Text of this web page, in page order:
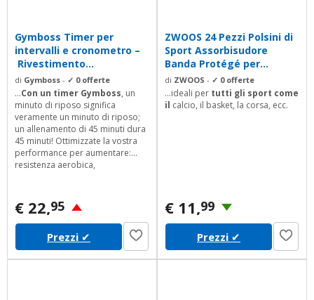
Gymboss Timer per
intervalli e cronometro –
Rivestimento...
di Gymboss - ✓ 0 offerte
...Con un timer Gymboss, un
minuto di riposo significa
veramente un minuto di riposo;
un allenamento di 45 minuti dura
45 minuti! Ottimizzate la vostra
performance per aumentare:
resistenza aerobica,
massimo consumo di ossigeno e
perdita di peso.Gymboss
Allenamento duro, allenamento
intelligente.
€ 22,95
Prezzi ✔
ZWOOS 24 Pezzi Polsini di
Sport Assorbisudore
Banda Protégé per...
di ZWOOS - ✓ 0 offerte
...ideali per tutti gli sport come
il calcio, il basket, la corsa, ecc.
€ 11,99
Prezzi ✔